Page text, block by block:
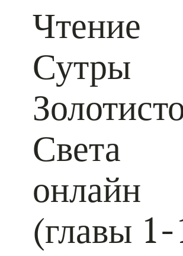
Чтение
Сутры
Света
онлайн
(главы